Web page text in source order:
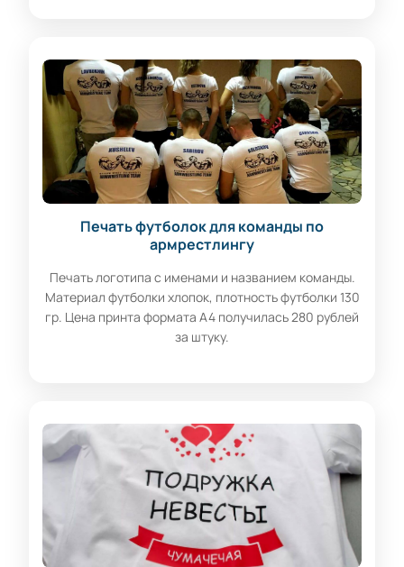
Печать футболок для команды по
армрестлингу
Печать логотипа с именами и названием команды.
Материал футболки хлопок, плотность футболки 130
гр. Цена принта формата А4 получилась 280 рублей
за штуку.